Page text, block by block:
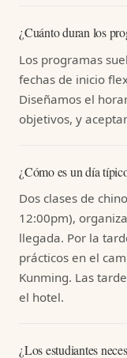
¿Cuánto duran los
Los programas
fechas de inicio
Diseñamos el
objetivos, y
¿Cómo es un día
Dos clases de
12:00pm),
llegada. Por la
prácticos en el
Kunming. Las
el hotel.
¿Los estudiantes